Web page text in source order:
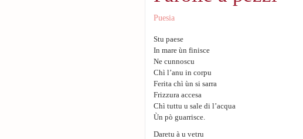
Puesia
Stu paese
In mare ùn finisce
Ne cunnoscu
Chì l’anu in corpu
Ferita chì ùn si sarra
Frizzura accesa
Chì tuttu u sale di l’acqua
Ùn pò guarrisce.
Daretu à u vetru